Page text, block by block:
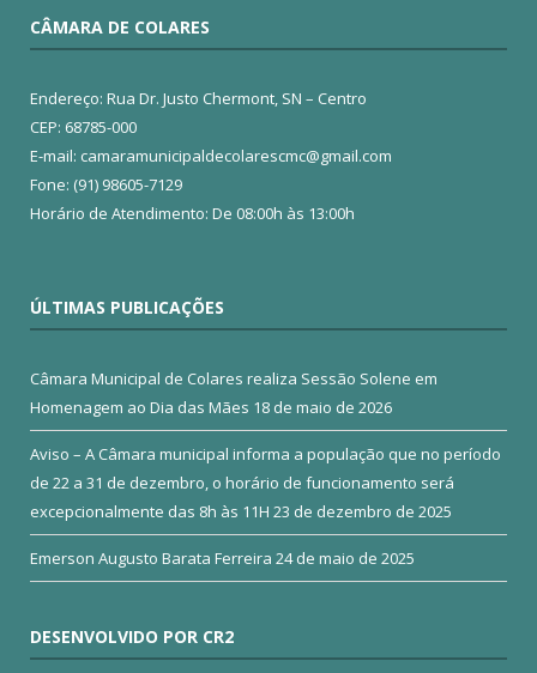
CÂMARA DE COLARES
Endereço: Rua Dr. Justo Chermont, SN – Centro
CEP: 68785-000
E-mail: camaramunicipaldecolarescmc@gmail.com
Fone: (91) 98605-7129
Horário de Atendimento: De 08:00h às 13:00h
ÚLTIMAS PUBLICAÇÕES
Câmara Municipal de Colares realiza Sessão Solene em
Homenagem ao Dia das Mães 18 de maio de 2026
Aviso – A Câmara municipal informa a população que no período
de 22 a 31 de dezembro, o horário de funcionamento será
excepcionalmente das 8h às 11H 23 de dezembro de 2025
Emerson Augusto Barata Ferreira 24 de maio de 2025
DESENVOLVIDO POR CR2